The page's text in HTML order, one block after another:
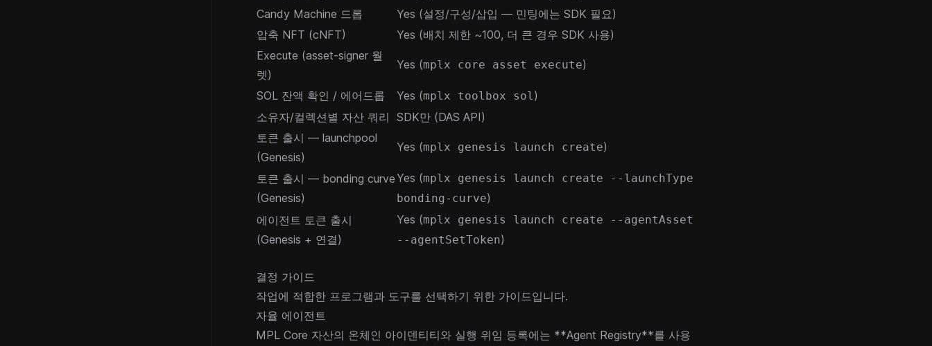
Candy Machine 드롭
Yes (설정/구성/삽입 — 민팅에는 SDK 필요)
압축 NFT (cNFT)
Yes (배치 제한 ~100, 더 큰 경우 SDK 사용)
Execute (asset-signer 월
렛)
Yes (mplx core asset execute)
SOL 잔액 확인 / 에어드롭 Yes (mplx toolbox sol)
소유자/컬렉션별 자산 쿼리 SDK만 (DAS API)
토큰 출시 — launchpool
(Genesis)
Yes (mplx genesis launch create)
토큰 출시 — bonding curve
(Genesis)
Yes (mplx genesis launch create --launchType
bonding-curve)
에이전트 토큰 출시
(Genesis + 연결)
Yes (mplx genesis launch create --agentAsset
--agentSetToken)
결정 가이드
작업에 적합한 프로그램과 도구를 선택하기 위한 가이드입니다.
자율 에이전트
MPL Core 자산의 온체인 아이덴티티와 실행 위임 등록에는 **Agent Registry**를 사용